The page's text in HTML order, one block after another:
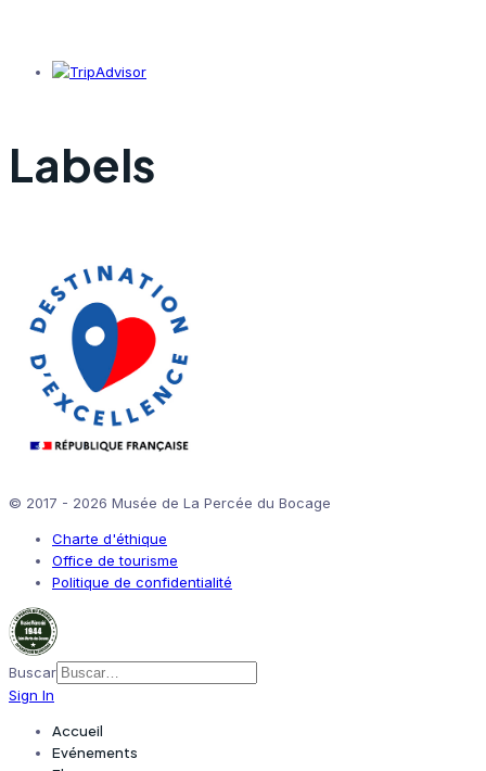
Labels
© 2017 - 2026 Musée de La Percée du Bocage
Charte d'éthique
Office de tourisme
Politique de confidentialité
Buscar
Sign In
Accueil
Evénements